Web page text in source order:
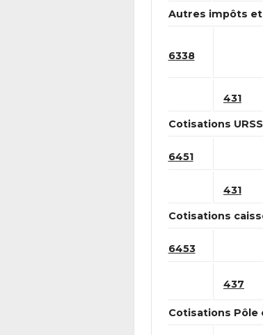
Autres impôts
6338
431
Cotisations
6451
431
Cotisations
6453
437
Cotisations Pôle